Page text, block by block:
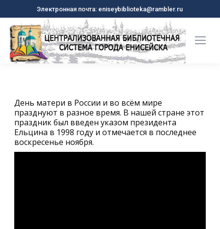
Электронная почта: eniseybiblioteka@rambler.ru
День матери в России и во всём мире
празднуют в разное время. В нашей стране этот
праздник был введен указом президента
Ельцина в 1998 году и отмечается в последнее
воскресенье ноября.